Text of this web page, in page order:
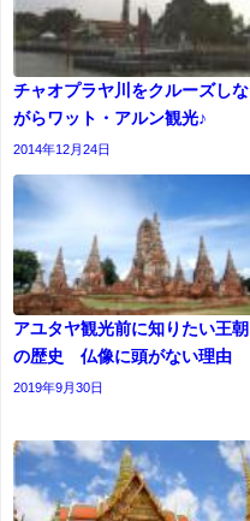
チャオプラヤ川をクルーズしな
がらワット・アルン観光♪
2014年12月24日
アユタヤ観光前に知りたい王朝
の歴史 仏像に頭がない理由
2019年9月30日